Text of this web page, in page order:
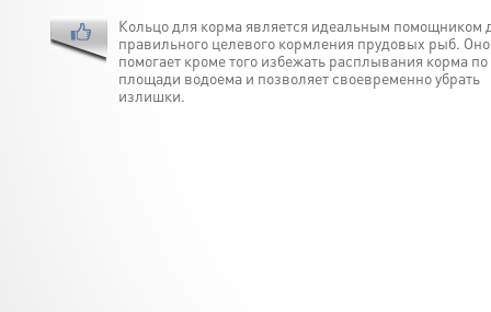
Кольцо для корма является идеальным помощником
правильного целевого кормления прудовых рыб. Оно
помогает кроме того избежать расплывания корма по
площади водоема и позволяет своевременно убрать
излишки.